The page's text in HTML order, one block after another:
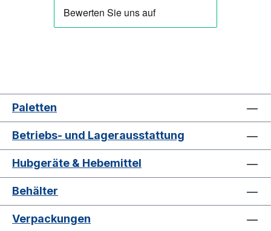
Paletten
Betriebs- und Lagerausstattung
Hubgeräte & Hebemittel
Behälter
Verpackungen